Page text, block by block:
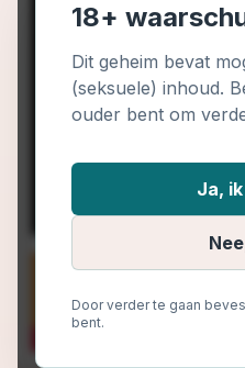
18+
Dit geheim bevat
(seksuele) inhoud.
ouder bent om
Ja,
Door verder te gaan
bent.